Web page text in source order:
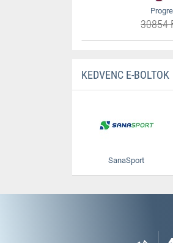
30854
KEDVENC E-BOLTOK
SanaSport